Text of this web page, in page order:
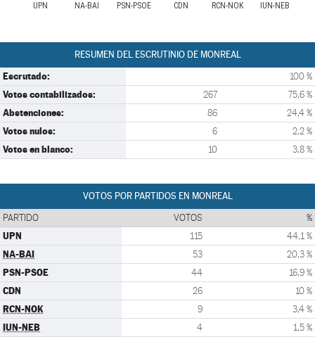
UPN NA-BAI PSN-PSOE CDN RCN-NOK IUN-NEB
RESUMEN DEL ESCRUTINIO DE MONREAL
Escrutado: 100 %
Votos contabilizados: 267 75,6 %
Abstenciones: 86 24,4 %
Votos nulos: 6 2,2 %
Votos en blanco: 10 3,8 %
VOTOS POR PARTIDOS EN MONREAL
PARTIDO VOTOS %
UPN 115 44,1 %
NA-BAI 53 20,3 %
PSN-PSOE 44 16,9 %
CDN 26 10 %
RCN-NOK 9 3,4 %
IUN-NEB 4 1,5 %